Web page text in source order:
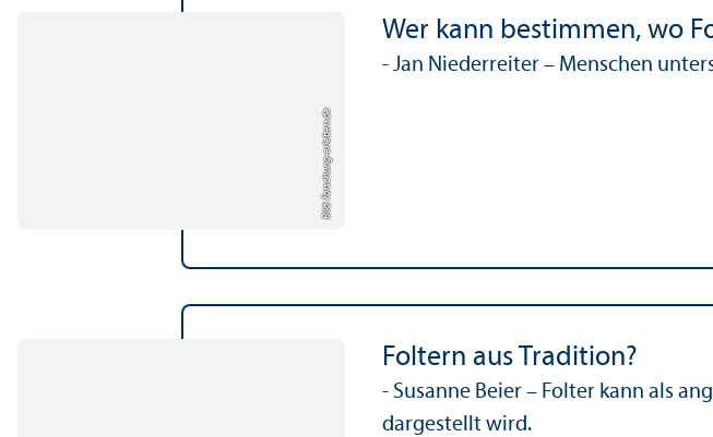
Bild: forschung-erleben.de
Wer kann bestimmen, wo
- Jan Niederreiter – Menschen
Foltern aus Tradition?
- Susanne Beier – Folter kann als
dargestellt wird.